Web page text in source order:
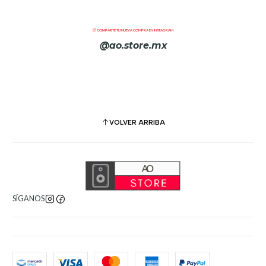
Hosa Technology HSX-020 Pro Balanced Interconnect 1/4 in
Este cable está diseñado para conectar equipos con salidas de
teléfono balanceadas a equipos con entradas XLR. Es ideal para
usar en giras y otras aplicaciones de sonido en vivo.
Conectores REAN para una transferencia de señal superior
COMPARTE TU NUEVA COMPRA EN INSTAGRAM
@ao.store.mx
VOLVER ARRIBA
SÍGANOS